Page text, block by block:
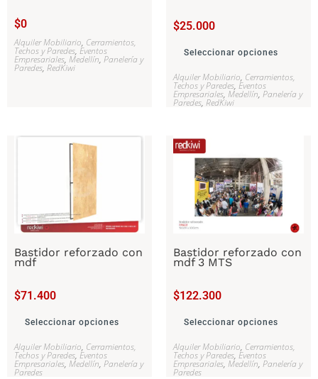
$0
Alquiler Mobiliario, Cerramientos,
Techos y Paredes, Eventos
Empresariales, Medellín, Panelería y
Paredes, RedKiwi
$25.000
Seleccionar opciones
Alquiler Mobiliario, Cerramientos,
Techos y Paredes, Eventos
Empresariales, Medellín, Panelería y
Paredes, RedKiwi
Bastidor reforzado con
mdf
$71.400
Seleccionar opciones
Alquiler Mobiliario, Cerramientos,
Techos y Paredes, Eventos
Empresariales, Medellín, Panelería y
Paredes
Bastidor reforzado con
mdf 3 MTS
$122.300
Seleccionar opciones
Alquiler Mobiliario, Cerramientos,
Techos y Paredes, Eventos
Empresariales, Medellín, Panelería y
Paredes